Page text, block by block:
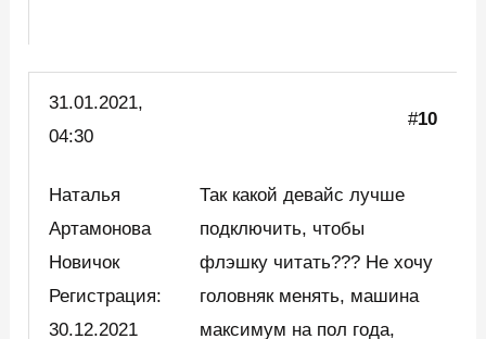
31.01.2021,
04:30
#10
Наталья
Артамонова
Новичок
Регистрация:
30.12.2021
Так какой девайс лучше
подключить, чтобы
флэшку читать??? Не хочу
головняк менять, машина
максимум на пол года,